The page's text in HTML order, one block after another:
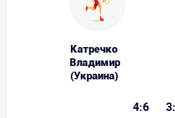
Катречко
Владимир
(Украина)
4:6